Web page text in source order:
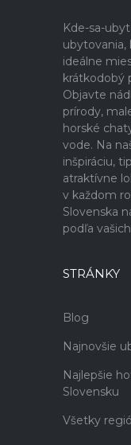
Kde-sa-
ideálne
krátkodobý
Objavte
prírody,
horské
vode. Na
inšpiráciu,
atraktívne
v každom
Slovenska
podľa
STRÁNKY
Blog
Najnovšie
Najlepšie
Slovensku
Všetky